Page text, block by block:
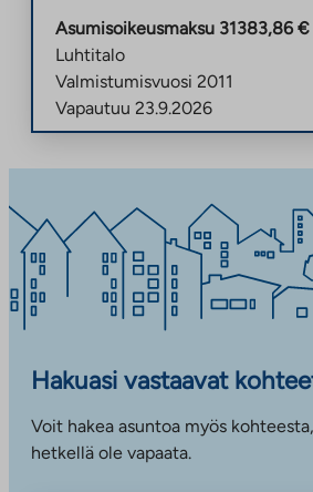
Asumisoikeusmaksu 31383,86 €
Luhtitalo
Valmistumisvuosi 2011
Vapautuu 23.9.2026
Hakuasi vastaavat
Voit hakea asuntoa myös
hetkellä ole vapaata.